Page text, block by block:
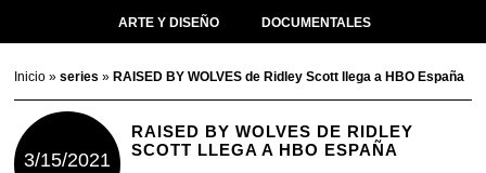
ARTE Y DISEÑO DOCUMENTALES
Inicio»series» RAISED BY WOLVES de Ridley Scott llega a HBO España
3/15/2021
RAISED BY WOLVES DE RIDLEY
SCOTT LLEGA A HBO ESPAÑA